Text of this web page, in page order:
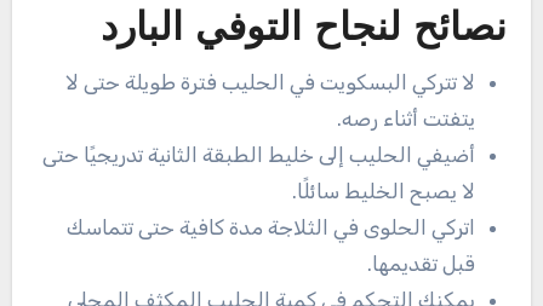
نصائح لنجاح التوفي البارد
لا تتركي البسكويت في الحليب فترة طويلة حتى لا
يتفتت أثناء رصه.
أضيفي الحليب إلى خليط الطبقة الثانية تدريجيًا حتى
لا يصبح الخليط سائلًا.
اتركي الحلوى في الثلاجة مدة كافية حتى تتماسك
قبل تقديمها.
يمكنك التحكم في كمية الحليب المكثف المحلى